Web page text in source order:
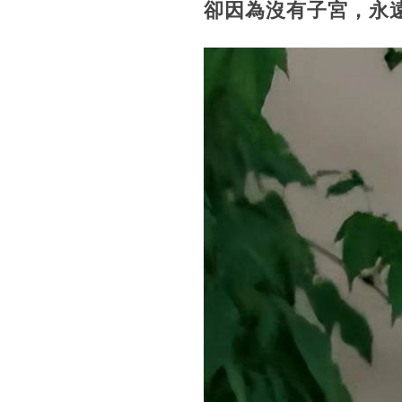
卻因為沒有子宮，永